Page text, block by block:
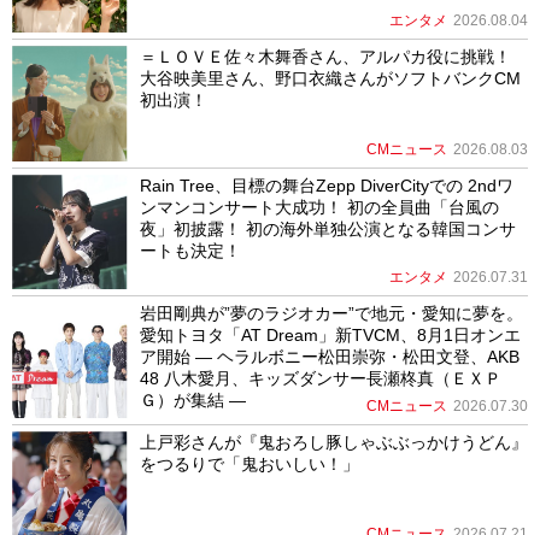
エンタメ 2026.08.04
＝ＬＯＶＥ佐々木舞香さん、アルパカ役に挑戦！
大谷映美里さん、野口衣織さんがソフトバンクCM
初出演！
CMニュース 2026.08.03
Rain Tree、目標の舞台Zepp DiverCityでの 2ndワ
ンマンコンサート大成功！ 初の全員曲「台風の
夜」初披露！ 初の海外単独公演となる韓国コンサ
ートも決定！
エンタメ 2026.07.31
岩田剛典が”夢のラジオカー”で地元・愛知に夢を。
愛知トヨタ「AT Dream」新TVCM、8月1日オンエ
ア開始 ― ヘラルボニー松田崇弥・松田文登、AKB
48 八木愛月、キッズダンサー長瀬柊真（ＥＸＰ
Ｇ）が集結 ―
CMニュース 2026.07.30
上戸彩さんが『鬼おろし豚しゃぶぶっかけうどん』
をつるりで「鬼おいしい！」